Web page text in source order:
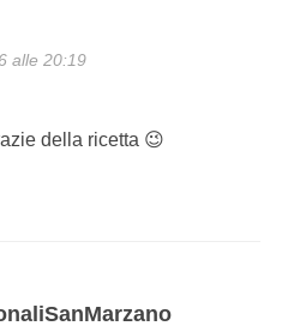
alle 20:19
della ricetta 😉